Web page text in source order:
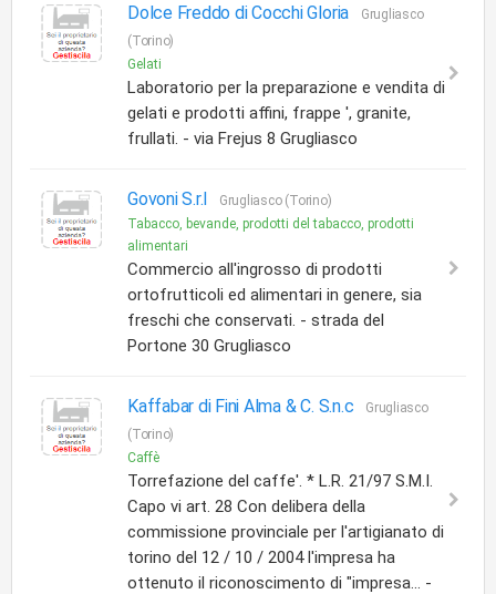
Dolce Freddo di Cocchi Gloria
Grugliasco
(Torino)
Gelati
Laboratorio per la preparazione e vendita di
gelati e prodotti affini, frappe ', granite,
frullati. - via Frejus 8 Grugliasco
Govoni S.r.l
Grugliasco (Torino)
Tabacco, bevande, prodotti del tabacco, prodotti
alimentari
Commercio all'ingrosso di prodotti
ortofrutticoli ed alimentari in genere, sia
freschi che conservati. - strada del
Portone 30 Grugliasco
Kaffabar di Fini Alma & C. S.n.c
Grugliasco
(Torino)
Caffè
Torrefazione del caffe'. * L.R. 21/97 S.M.I.
Capo vi art. 28 Con delibera della
commissione provinciale per l'artigianato di
torino del 12 / 10 / 2004 l'impresa ha
ottenuto il riconoscimento di "impresa... -